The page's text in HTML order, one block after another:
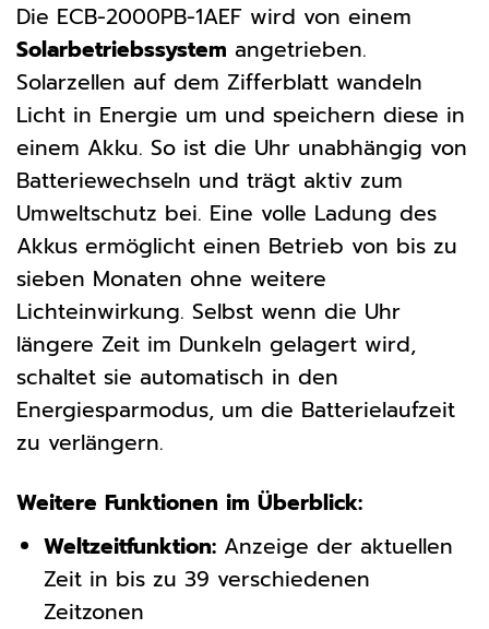
Die ECB-2000PB-1AEF wird von einem
Solarbetriebssystem angetrieben.
Solarzellen auf dem Zifferblatt wandeln
Licht in Energie um und speichern diese in
einem Akku. So ist die Uhr unabhängig von
Batteriewechseln und trägt aktiv zum
Umweltschutz bei. Eine volle Ladung des
Akkus ermöglicht einen Betrieb von bis zu
sieben Monaten ohne weitere
Lichteinwirkung. Selbst wenn die Uhr
längere Zeit im Dunkeln gelagert wird,
schaltet sie automatisch in den
Energiesparmodus, um die Batterielaufzeit
zu verlängern.
Weitere Funktionen im Überblick:
Weltzeitfunktion:Anzeige der aktuellen
Zeit in bis zu 39 verschiedenen
Zeitzonen